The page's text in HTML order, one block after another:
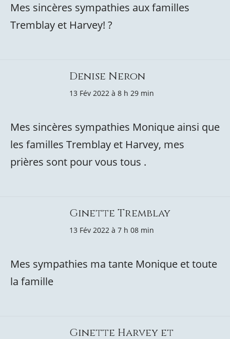
Mes sincères sympathies aux familles
Tremblay et Harvey! ?
Denise Neron
13 Fév 2022 à 8 h 29 min
Mes sincères sympathies Monique ainsi que
les familles Tremblay et Harvey, mes
prières sont pour vous tous .
Ginette Tremblay
13 Fév 2022 à 7 h 08 min
Mes sympathies ma tante Monique et toute
la famille
Ginette Harvey et